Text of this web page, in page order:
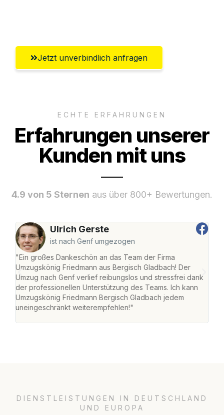
Jetzt unverbindlich anfragen
ECHTE ERFAHRUNGEN
Erfahrungen unserer
Kunden mit uns
4.9 von 5 Sternen aus über 800+ Bewertungen.
Ulrich Gerste
ist nach Genf umgezogen
"Ein großes Dankeschön an das Team der Firma
Umzugskönig Friedmann aus Bergisch Gladbach! Der
Umzug nach Genf verlief reibungslos und stressfrei dank
der professionellen Unterstützung des Teams. Ich kann
Umzugskönig Friedmann Bergisch Gladbach jedem
uneingeschränkt weiterempfehlen!"
DIENSTLEISTUNGEN IN DEUTSCHLAND
UND EUROPA